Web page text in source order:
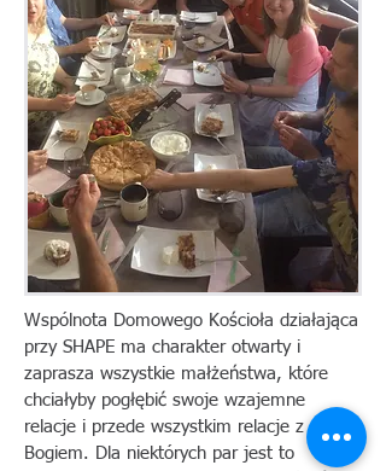
Wspólnota Domowego Kościoła działająca
przy SHAPE ma charakter otwarty i
zaprasza wszystkie małżeństwa, które
chciałyby pogłębić swoje wzajemne
relacje i przede wszystkim relacje z
Bogiem. Dla niektórych par jest to